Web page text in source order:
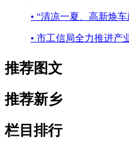
• “清凉一夏、高新焕
• 市工信局全力推进产
推荐图文
推荐新乡
栏目排行